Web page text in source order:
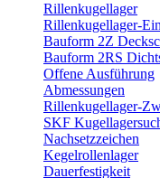
Rillenkugellager
Rillenkugellager-
Bauform 2Z
Bauform 2RS
Offene Ausführung
Abmessungen
Rillenkugellager-
SKF
Nachsetzzeichen
Kegelrollenlager
Dauerfestigkeit